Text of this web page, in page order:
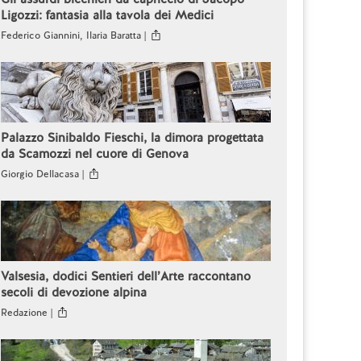
Ligozzi: fantasia alla tavola dei Medici
Federico Giannini, Ilaria Baratta |
Palazzo Sinibaldo Fieschi, la dimora progettata
da Scamozzi nel cuore di Genova
Giorgio Dellacasa |
Valsesia, dodici Sentieri dell’Arte raccontano
secoli di devozione alpina
Redazione |